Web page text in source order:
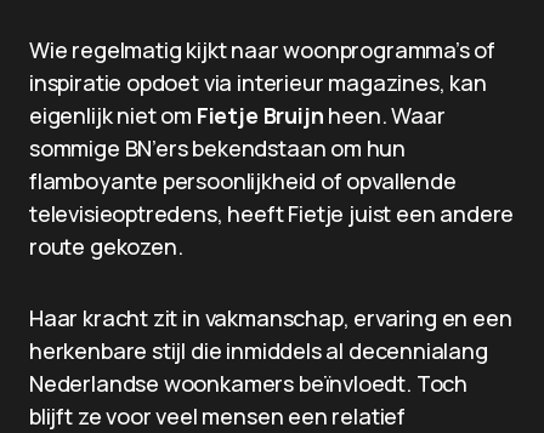
Wie regelmatig kijkt naar woonprogramma’s of
inspiratie opdoet via interieur magazines, kan
eigenlijk niet om Fietje Bruijn heen. Waar
sommige BN’ers bekendstaan om hun
flamboyante persoonlijkheid of opvallende
televisieoptredens, heeft Fietje juist een andere
route gekozen.
Haar kracht zit in vakmanschap, ervaring en een
herkenbare stijl die inmiddels al decennialang
Nederlandse woonkamers beïnvloedt. Toch
blijft ze voor veel mensen een relatief